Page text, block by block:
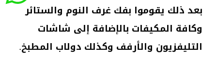
بعد ذلك يقوموا بفك غرف النوم والستائر
وكافة المكيفات بالإضافة إلى شاشات
التليفزيون والأرفف وكذلك دولاب المطبخ.